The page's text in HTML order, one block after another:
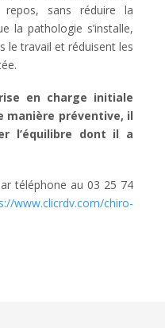
repos, sans réduire la
la pathologie s’installe,
le travail et réduisent les
en charge initiale
manière préventive, il
l’équilibre dont il a
téléphone au 03 25 74
www.clicrdv.com/chiro-